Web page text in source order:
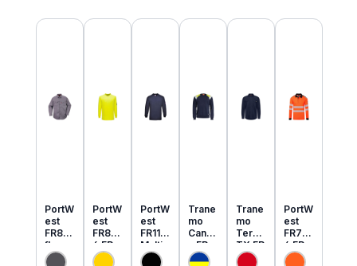
Produktgalerie überspringen
PortW
est
FR89
flamm
hemm
PortW
est
FR80
6 FR
MultiN
PortW
est
FR11
Multi
Norm
Trane
mo
Cante
x FR
MultiN
Trane
mo
Tera
TX FR
leicht
PortW
est
FR73
4 FR
MultiN